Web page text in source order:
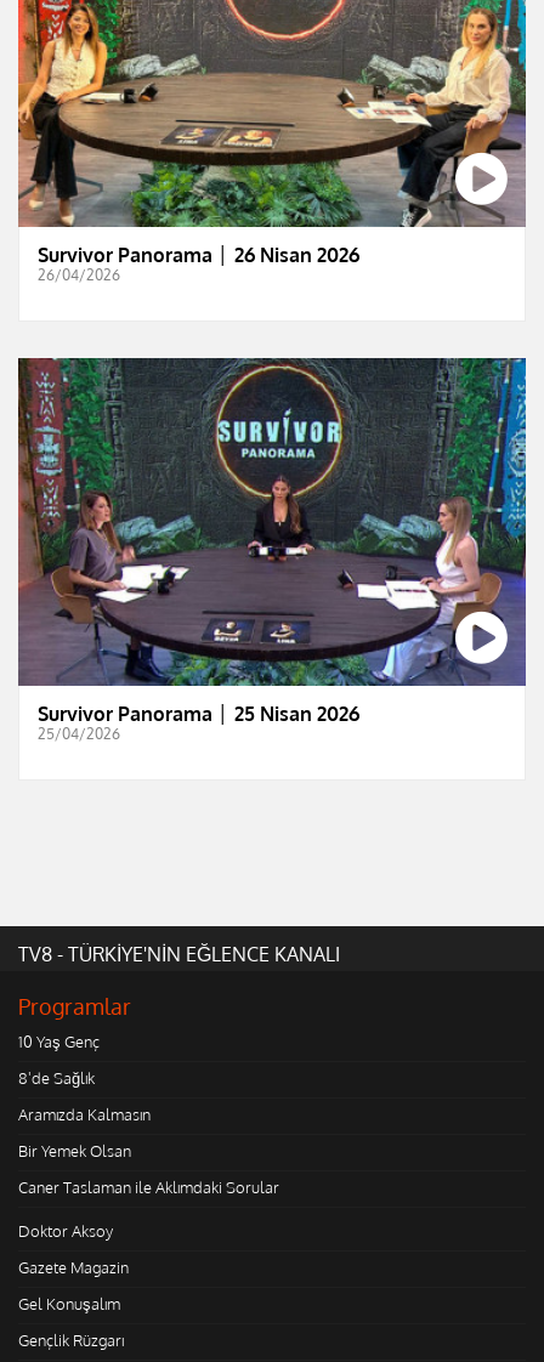
Survivor Panorama │ 26 Nisan 2026
26/04/2026
Survivor Panorama │ 25 Nisan 2026
25/04/2026
TV8 - TÜRKİYE'NİN EĞLENCE KANALI
Programlar
10 Yaş Genç
8'de Sağlık
Aramızda Kalmasın
Bir Yemek Olsan
Caner Taslaman ile Aklımdaki Sorular
Doktor Aksoy
Gazete Magazin
Gel Konuşalım
Gençlik Rüzgarı